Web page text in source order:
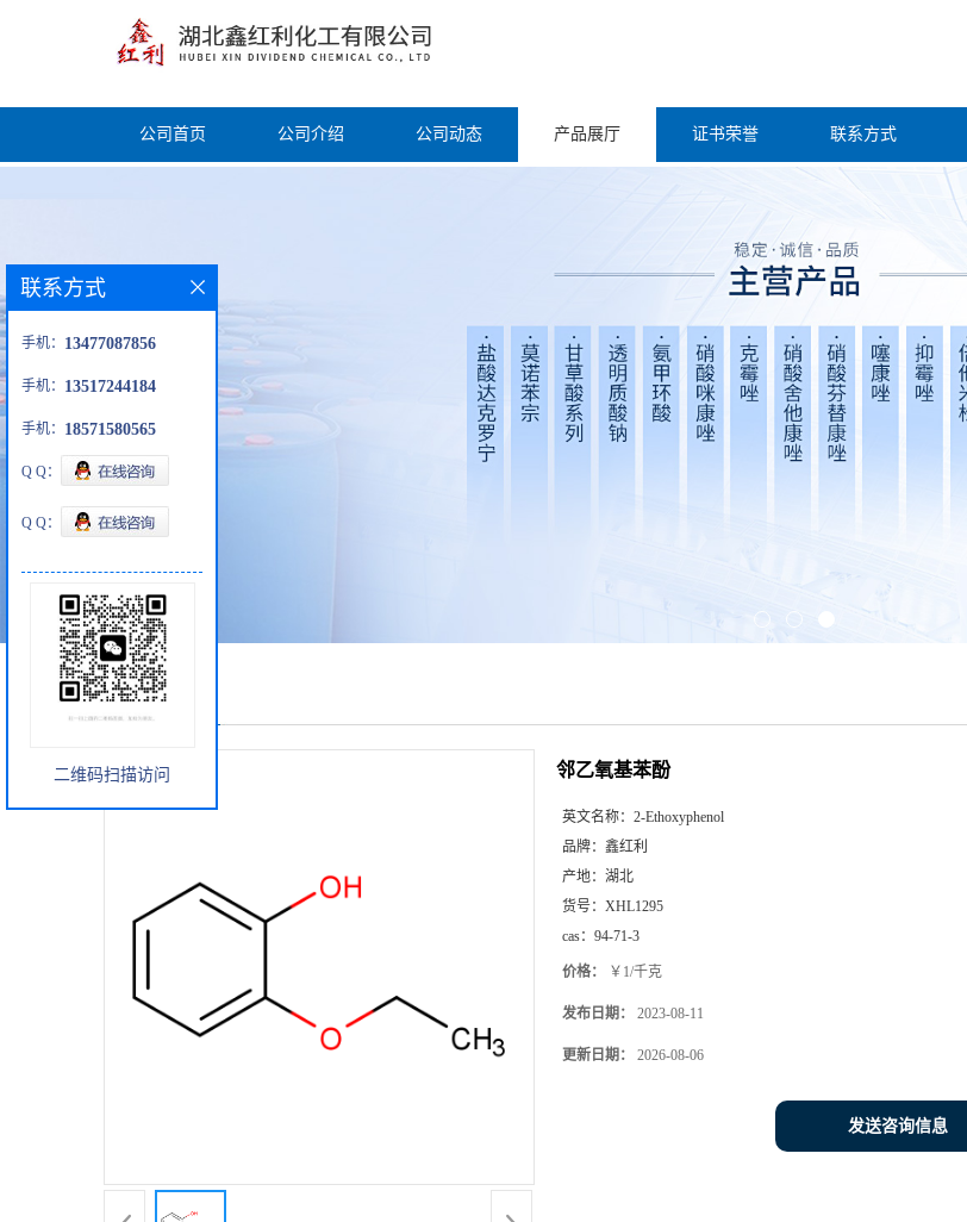
公司首页 公司介绍 公司动态 产品展厅 证书荣誉 联系方式
产品展厅
邻乙氧基苯酚
英文名称： 2-Ethoxyphenol
品牌： 鑫红利
产地： 湖北
货号： XHL1295
cas： 94-71-3
价格： ￥1/千克
发布日期： 2023-08-11
更新日期： 2026-08-06
发送咨询信息
联系方式
手机： 13477087856
手机： 13517244184
手机： 18571580565
Q Q：
Q Q：
二维码扫描访问